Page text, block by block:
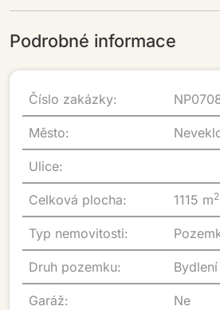
Podrobné informace
Číslo zakázky:
Město:
Ulice:
Celková plocha: 1115 m2
Typ nemovitosti:
Druh pozemku: Bydlení
Garáž: Ne